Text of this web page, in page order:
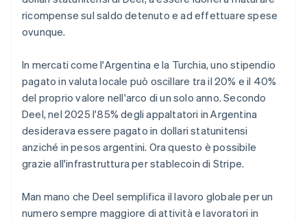
ricompense sul saldo detenuto e ad effettuare spese
ovunque.
In mercati come l'Argentina e la Turchia, uno stipendio
pagato in valuta locale può oscillare tra il 20% e il 40%
del proprio valore nell'arco di un solo anno. Secondo
Deel, nel 2025 l'85% degli appaltatori in Argentina
desiderava essere pagato in dollari statunitensi
anziché in pesos argentini. Ora questo è possibile
grazie all'infrastruttura per stablecoin di Stripe.
Man mano che Deel semplifica il lavoro globale per un
numero sempre maggiore di attività e lavoratori in
DeutschEnglish
Belgio
Brasile
PortuguêsEnglish
Bulgaria
English
Canada
EnglishFrançais
Cina continentale
简体中文 English
Croazia
EnglishItaliano